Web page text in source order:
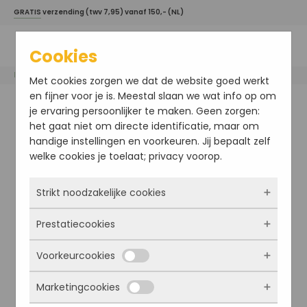
GRATIS verzending (twv 7,95) vanaf 150,- (NL)
Home / Skinident
Cookies
Met cookies zorgen we dat de website goed werkt
en fijner voor je is. Meestal slaan we wat info op om
je ervaring persoonlijker te maken. Geen zorgen:
het gaat niet om directe identificatie, maar om
handige instellingen en voorkeuren. Jij bepaalt zelf
welke cookies je toelaat; privacy voorop.
Strikt noodzakelijke cookies
Deze cookies zorgen ervoor dat de website
überhaupt werkt. Ze zijn dus altijd actief en
kunnen niet worden uitgezet. Meestal worden
ze alleen geplaatst als jij iets doet, zoals
inloggen, een formulier invullen of je
Prestatiecookies
Met deze cookies zien we hoe vaak onze site
bezocht wordt, waar bezoekers vandaan
komen en welke pagina’s populair zijn. Zo
Voorkeurcookies
Deze cookies onthouden jouw voorkeuren.
Marketingcookies